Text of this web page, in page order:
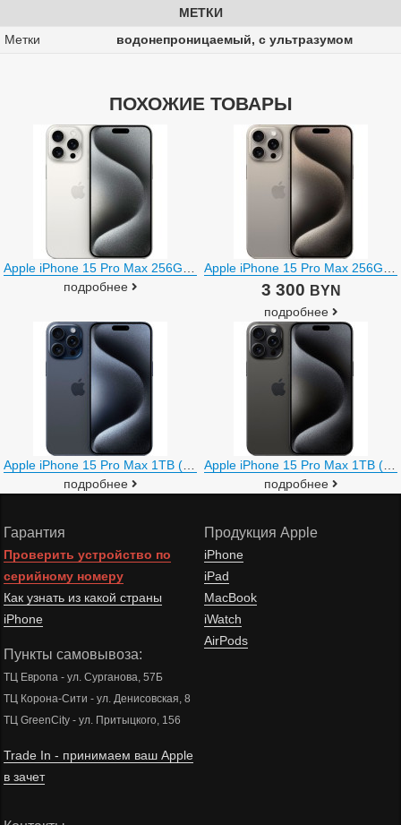
МЕТКИ
Метки
водонепроницаемый, с ультразумом
ПОХОЖИЕ ТОВАРЫ
подробнее
3 300 BYN
подробнее
подробнее
подробнее
Гарантия
Проверить устройство по
серийному номеру
Как узнать из какой страны
iPhone
Пункты самовывоза:
ТЦ Европа - ул. Сурганова, 57Б
ТЦ Корона-Сити - ул. Денисовская, 8
ТЦ GreenCity - ул. Притыцкого, 156
Trade In - принимаем ваш Apple
в зачет
Продукция Apple
iPhone
iPad
MacBook
iWatch
AirPods